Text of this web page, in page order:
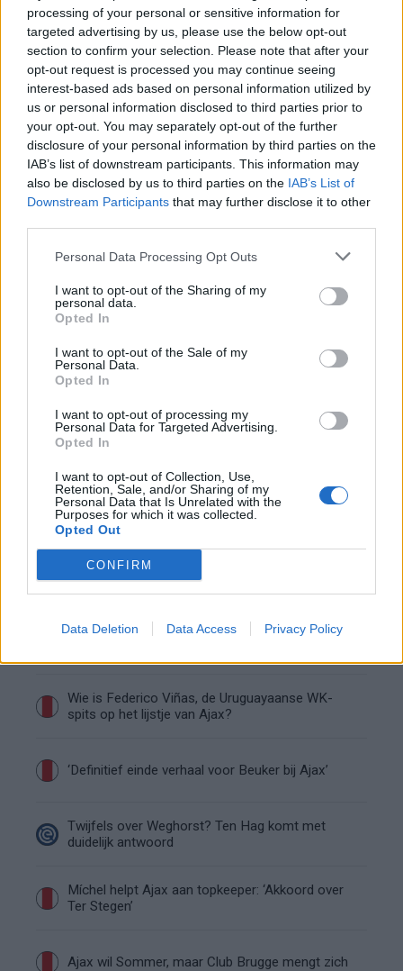
processing of your personal or sensitive information for
targeted advertising by us, please use the below opt-out
section to confirm your selection. Please note that after your
opt-out request is processed you may continue seeing
interest-based ads based on personal information utilized by
us or personal information disclosed to third parties prior to
your opt-out. You may separately opt-out of the further
disclosure of your personal information by third parties on the
IAB’s list of downstream participants. This information may
also be disclosed by us to third parties on the IAB’s List of
Downstream Participants that may further disclose it to other
Personal Data Processing Opt Outs
I want to opt-out of the Sharing of my
personal data.
Opted In
I want to opt-out of the Sale of my
Personal Data.
Opted In
I want to opt-out of processing my
Personal Data for Targeted Advertising.
Opted In
I want to opt-out of Collection, Use,
Retention, Sale, and/or Sharing of my
Personal Data that Is Unrelated with the
Purposes for which it was collected.
Opted Out
CONFIRM
Data Deletion Data Access Privacy Policy
spelers snappen dat echt wel’
De eerste Míchel-dagen bij Ajax: Blind coacht,
Gloukh krijgt standje en Ceballos wordt gebeld
Steur kiest voor Newcastle na gemiste
duidelijkheid bij Ajax
Blind kan bij Ajax de speler naast Míchel worden
“Twente was toen niet haalbaar”: Weghorst blikt
terug op Ajax-keuze
De transferprioriteiten van Ajax worden steeds
Ajax begint voorbereiding met nederlaag: zo ziet
Zo overtuigde PSV Sven Mijnans en bleef Ajax
Waarom steeds meer sleutelfiguren Ajax
verlaten
Steijn: ‘Bergwijn was niet mijn eerste keus als
Ajax-aanvoerder’
Van Gaal-vertrek markeert einde van bestuurlijke
Wie is Federico Viñas, de Uruguayaanse WK-
spits op het lijstje van Ajax?
‘Definitief einde verhaal voor Beuker bij Ajax’
Twijfels over Weghorst? Ten Hag komt met
duidelijk antwoord
Míchel helpt Ajax aan topkeeper: ‘Akkoord over
Ter Stegen’
Ajax wil Sommer, maar Club Brugge mengt zich